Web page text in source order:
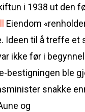
i 1938 ut den
Eiendom
Ideen til å treffe et
ikke før i
bestigningen ble
snakke
og